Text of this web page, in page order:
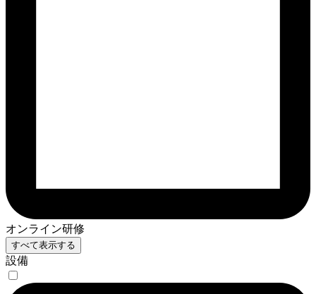
オンライン研修
すべて表示する
設備